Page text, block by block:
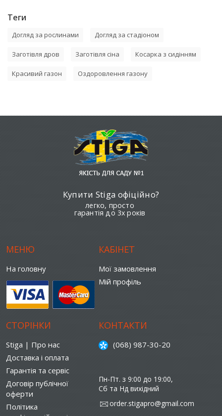
Теги
Догляд за рослинами Догляд за стадіоном
Заготівля дров Заготівля сіна Косарка з сидінням
Красивий газон Оздоровлення газону
Купити Stiga офіційно?
легко, просто
гарантія до 3х років
МЕНЮ
На головну
СТОРІНКИ
Stiga | Про нас
Доставка і оплата
Гарантія та сервіс
Договір публічної
оферти
Політика
КАБІНЕТ
Мої замовлення
Мій профіль
КОНТАКТИ
(068) 987-30-20
Пн-Пт. з 9:00 до 19:00,
Сб та Нд вихідний
order.stigapro@gmail.com